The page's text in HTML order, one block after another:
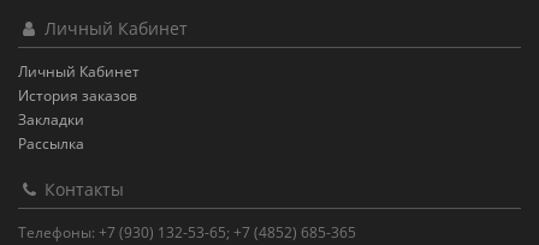
Личный Кабинет
Личный Кабинет
История заказов
Закладки
Рассылка
Контакты
Телефоны: +7 (930) 132-53-65; +7 (4852) 685-365